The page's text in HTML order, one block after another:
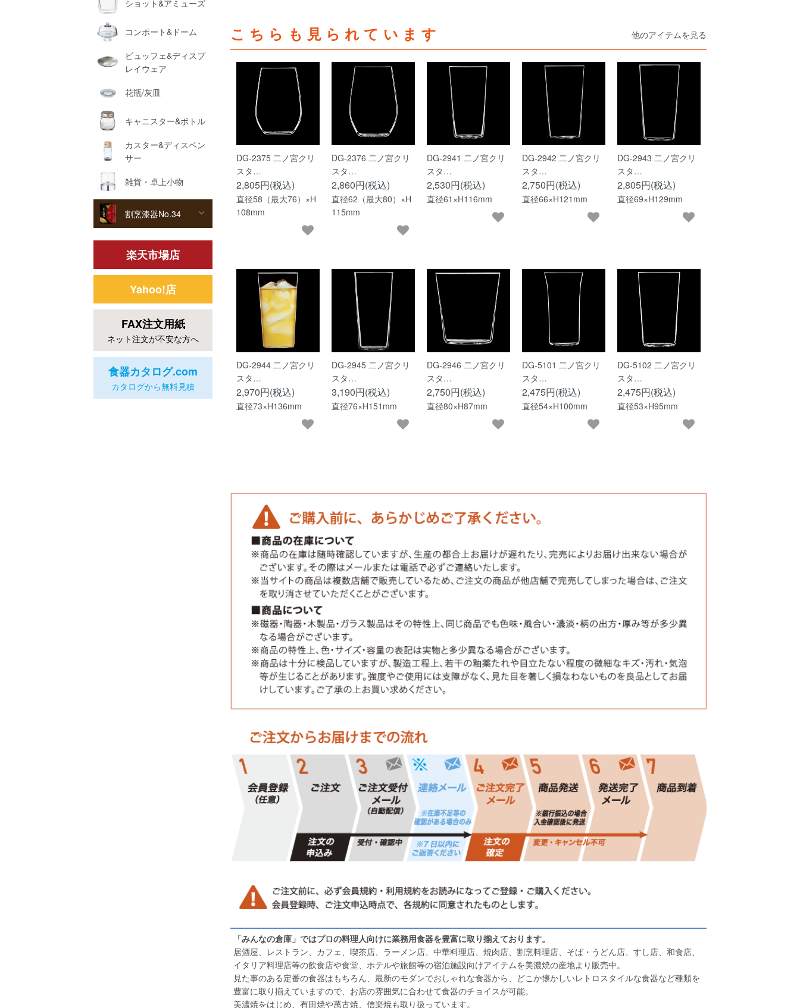
ショット&アミューズ
コンポート&ドーム
ビュッフェ&ディスプ
レイウェア
花瓶/灰皿
キャニスター&ボトル
カスター&ディスペン
サー
雑貨・卓上小物
割烹漆器No.34
楽天市場店
Yahoo!店
FAX注文用紙
ネット注文が不安な方へ
食器カタログ.com
カタログから無料見積
こちらも見られています 他のアイテムを見る
DG-2375 二ノ宮クリ
スタ…
2,805円(税込)
直径58（最大76）×H
108mm
DG-2376 二ノ宮クリ
スタ…
2,860円(税込)
直径62（最大80）×H
115mm
DG-2941 二ノ宮クリ
スタ…
2,530円(税込)
直径61×H116mm
DG-2942 二ノ宮クリ
スタ…
2,750円(税込)
直径66×H121mm
DG-2943 二ノ宮クリ
スタ…
2,805円(税込)
直径69×H129mm
DG-2944 二ノ宮クリ
スタ…
2,970円(税込)
直径73×H136mm
DG-2945 二ノ宮クリ
スタ…
3,190円(税込)
直径76×H151mm
DG-2946 二ノ宮クリ
スタ…
2,750円(税込)
直径80×H87mm
DG-5101 二ノ宮クリ
スタ…
2,475円(税込)
直径54×H100mm
DG-5102 二ノ宮クリ
スタ…
2,475円(税込)
直径53×H95mm
「みんなの倉庫」ではプロの料理人向けに業務用食器を豊富に取り揃えております。
居酒屋、レストラン、カフェ、喫茶店、ラーメン店、中華料理店、焼肉店、割烹料理店、そば・うどん店、すし店、和食店、
イタリア料理店等の飲食店や食堂、ホテルや旅館等の宿泊施設向けアイテムを美濃焼の産地より販売中。
見た事のある定番の食器はもちろん、最新のモダンでおしゃれな食器から、どこか懐かしいレトロスタイルな食器など種類を
豊富に取り揃えていますので、お店の雰囲気に合わせて食器のチョイスが可能。
美濃焼をはじめ、有田焼や萬古焼、信楽焼も取り扱っています。